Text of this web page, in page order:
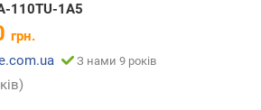
110TU-1A5
грн.
З нами 9 років